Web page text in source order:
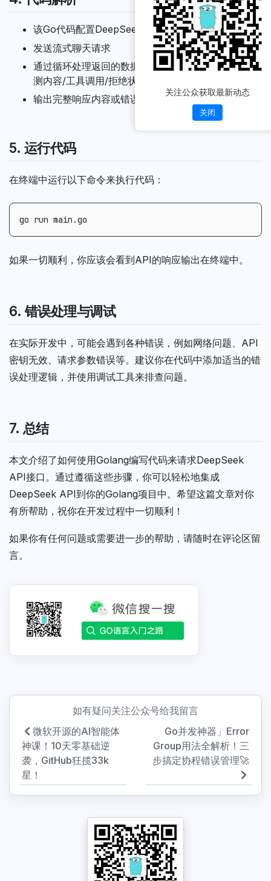
该Go代码配置DeepSeek API客户端
发送流式聊天请求
通过循环处理返回的数据块，实时打印响应片段，检
测内容/工具调用/拒绝状态
输出完整响应内容或错误信息
5. 运行代码
在终端中运行以下命令来执行代码：
如果一切顺利，你应该会看到API的响应输出在终端中。
6. 错误处理与调试
在实际开发中，可能会遇到各种错误，例如网络问题、API
密钥无效、请求参数错误等。建议你在代码中添加适当的错
误处理逻辑，并使用调试工具来排查问题。
7. 总结
本文介绍了如何使用Golang编写代码来请求DeepSeek
API接口。通过遵循这些步骤，你可以轻松地集成
DeepSeek API到你的Golang项目中。希望这篇文章对你
有所帮助，祝你在开发过程中一切顺利！
如果你有任何问题或需要进一步的帮助，请随时在评论区留
言。
如有疑问关注公众号给我留言
微软开源的AI智能体
神课！10天零基础逆
袭，GitHub狂揽33k
星！
Go并发神器」Error
Group用法全解析！三
步搞定协程错误管理🚀
关注公众获取最新动态
关闭